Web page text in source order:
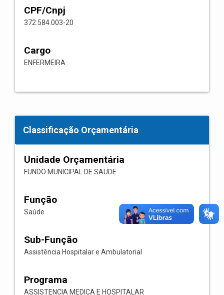
CPF/Cnpj
372.584.003-20
Cargo
ENFERMEIRA
Classificação Orçamentária
Unidade Orçamentária
FUNDO MUNICIPAL DE SAUDE
Função
Saúde
Sub-Função
Assistência Hospitalar e Ambulatorial
Programa
ASSISTENCIA MEDICA E HOSPITALAR